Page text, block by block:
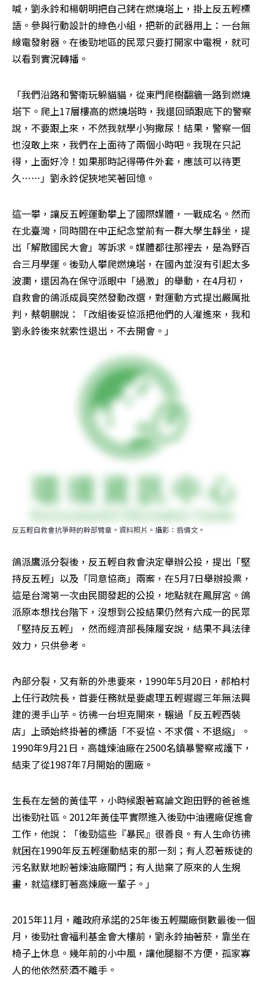
喊，劉永鈴和楊朝明把自己銬在燃燒塔上，掛上反五輕標
語。參與行動設計的綠色小組，把新的武器用上：一台無
線電發射器。在後勁地區的民眾只要打開家中電視，就可
以看到實況轉播。
「我們沿路和警衛玩躲貓貓，從東門爬樹翻牆一路到燃燒
塔下。爬上17層樓高的燃燒塔時，我還回頭跟底下的警察
說，不要跟上來，不然我就學小狗撒尿！結果，警察一個
也沒敢上來，我們在上面待了兩個小時吧。我現在只記
得，上面好冷！如果那時記得帶件外套，應該可以待更
久……」劉永鈴促狹地笑著回憶。
這一攀，讓反五輕運動攀上了國際媒體，一戰成名。然而
在北臺灣，同時間在中正紀念堂前有一群大學生靜坐，提
出「解散國民大會」等訴求。媒體都往那裡去，是為野百
合三月學運。後勁人攀爬燃燒塔，在國內並沒有引起太多
波瀾，還因為在保守派眼中「過激」的舉動，在4月初，
自救會的鴿派成員突然發動改選，對運動方式提出嚴厲批
判，蔡朝鵬說：「改組後妥協派把他們的人灌進來，我和
劉永鈴後來就索性退出，不去開會。」
反五輕自救會抗爭時的幹部臂章。資料照片。攝影：翁倩文。
鴿派鷹派分裂後，反五輕自救會決定舉辦公投，提出「堅
持反五輕」以及「同意協商」兩案，在5月7日舉辦投票，
這是台灣第一次由民間發起的公投，地點就在鳳屏宮。鴿
派原本想找台階下，沒想到公投結果仍然有六成一的民眾
「堅持反五輕」，然而經濟部長陳履安說，結果不具法律
效力，只供參考。
內部分裂，又有新的外患要來，1990年5月20日，郝柏村
上任行政院長，首要任務就是要處理五輕遲遲三年無法興
建的燙手山芋。彷彿一台坦克開來，輾過「反五輕西裝
店」上頭始終掛著的標語「不妥協、不求償、不退縮」。
1990年9月21日，高雄煉油廠在2500名鎮暴警察戒護下，
結束了從1987年7月開始的圍廠。
生長在左營的黃佳平，小時候跟著寫論文跑田野的爸爸進
出後勁社區。2012年黃佳平實際進入後勁中油遷廠促進會
工作，他說：「後勁這些『暴民』很善良。有人生命彷彿
就困在1990年反五輕運動結束的那一刻；有人忍著叛徒的
污名默默地盼著煉油廠關門；有人拋棄了原來的人生規
畫，就這樣盯著高煉廠一輩子。」
2015年11月，離政府承諾的25年後五輕關廠倒數最後一個
月，後勁社會福利基金會大樓前，劉永鈴抽著菸，靠坐在
椅子上休息。幾年前的小中風，讓他腿腳不方便，孤家寡
人的他依然菸酒不離手。